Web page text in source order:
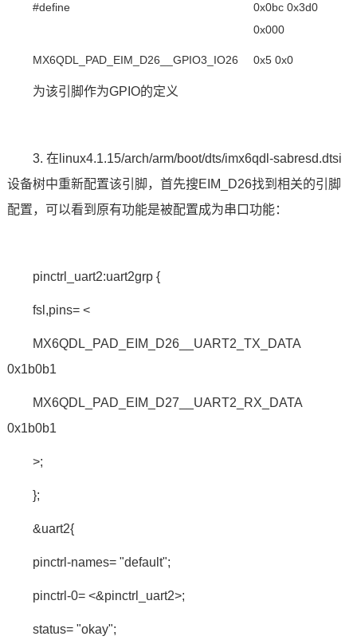
#define
0x0bc 0x3d0
0x000
MX6QDL _PAD_EIM_D26__GPIO3_IO26 0x5 0x0
为该引脚作为GPIO的定义
3. 在linux4.1.15/arch/arm/boot/dts/imx6qdl-sabresd.dtsi
设备树中重新配置该引脚，首先搜EIM_D26找到相关的引脚
配置，可以看到原有功能是被配置成为串口功能：
pinctrl_uart2:uart2grp {
fsl,pins= <
MX6QDL_PAD_EIM_D26__UART2_TX_DATA
0x1b0b1
MX6QDL_PAD_EIM_D27__UART2_RX_DATA
0x1b0b1
>;
};
&uart2{
pinctrl-names= "default";
pinctrl-0= <&pinctrl_uart2>;
status= "okay";